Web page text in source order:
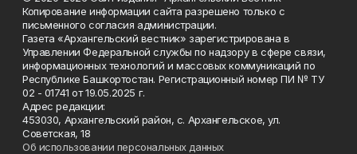
Копирование информации сайта разрешено только с
письменного согласия администрации.
Газета «Архангельский вестник» зарегистрирована в
Управлении Федеральной службы по надзору в сфере связи,
информационных технологий и массовых коммуникаций по
Республике Башкортостан. Регистрационный номер ПИ № ТУ
02 - 01741 от 19.05.2025 г.
Адрес редакции:
453030, Архангельский район, с. Архангельское, ул.
Советская, 18
Об использовании персональных данных